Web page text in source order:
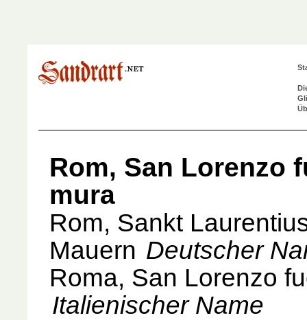
Rom, San Lorenzo
mura
Rom, Sankt
Mauern Deutscher
Roma, San Lorenzo
Italienischer Name